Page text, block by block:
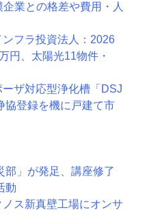
業との格差や費用・人
フラ投資法人：2026
円、太陽光11物件・
ザ対応型浄化槽「DSJ
協登録を機に戸建て市
部」が発足、講座修了
動
ス新真壁工場にオンサ